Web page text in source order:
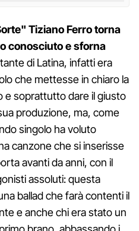
Tiziano Ferro torna
conosciuto e sforna
di Latina, infatti era
che mettesse in chiaro la
e soprattutto dare il giusto
produzione, ma, come
singolo ha voluto
canzone che si inserisse
avanti da anni, con il
assoluti: questa
ballad che farà contenti il
e anche chi era stato un